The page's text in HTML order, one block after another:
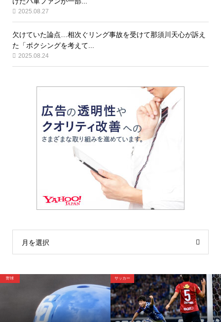
2025.08.27
欠けていた論点…相次ぐリング事故を受けて那須川天心が訴え
た「ボクシングを考えて...
2025.08.24
月を選択
サッカー